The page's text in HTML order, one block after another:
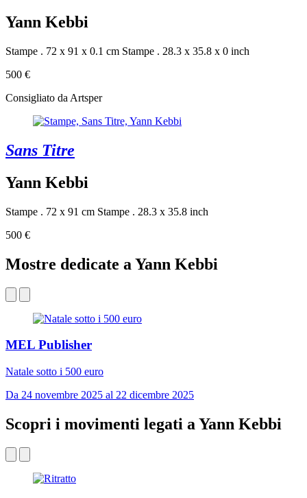
Yann Kebbi
Stampe . 72 x 91 x 0.1 cm Stampe . 28.3 x 35.8 x 0 inch
500 €
Consigliato da Artsper
Sans Titre
Yann Kebbi
Stampe . 72 x 91 cm Stampe . 28.3 x 35.8 inch
500 €
Mostre dedicate a Yann Kebbi
MEL Publisher
Natale sotto i 500 euro
Da 24 novembre 2025 al 22 dicembre 2025
Scopri i movimenti legati a Yann Kebbi